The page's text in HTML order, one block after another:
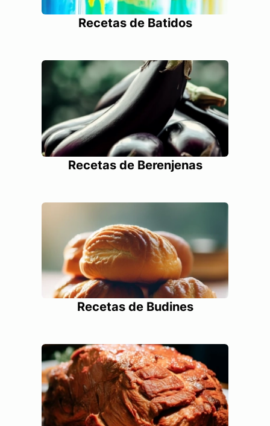
Recetas de Batidos
Recetas de Berenjenas
Recetas de Budines